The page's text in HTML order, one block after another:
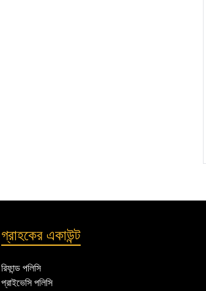
গ্রাহকের একাউন্ট
রিফান্ড পলিসি
প্রাইভেসি পলিসি